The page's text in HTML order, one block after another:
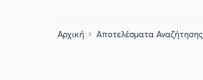
Αρχική Αποτελέσματα Αναζήτησης